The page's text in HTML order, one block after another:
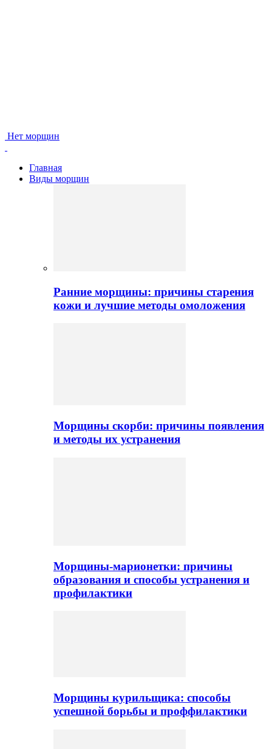
Нет морщин
Главная
Виды морщин
Ранние морщины: причины старения
кожи и лучшие методы омоложения
Морщины скорби: причины появления
и методы их устранения
Морщины-марионетки: причины
образования и способы устранения и
профилактики
Морщины курильщика: способы
успешной борьбы и проффилактики